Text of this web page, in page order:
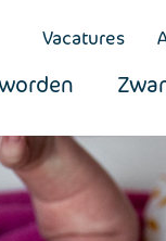
Vacatures